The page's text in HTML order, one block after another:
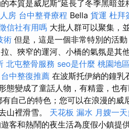
本質是威尼斯“延長了冬季黑暗並
房 台中整脊療程 Bella 貨運 杜拜
信社有用嗎 大批人群可以聚集，
術 但是，這是一個非常特別的活
、狹窄的運河、小橋的氣氛是其
北屯整骨服務 seo是什麼 桃園地
台中整復推薦 在波斯托伊納的鐘乳
態變成了童話人物，有精靈，也有
自己的特色；您可以在浪漫的威
山裡滑雪。 天花板 漏水 月嫂一
客和熱鬧的夜生活為度假小鎮提